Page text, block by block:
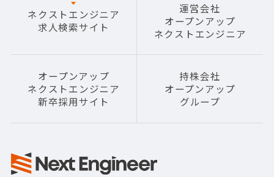
ネクストエンジニア
求人検索サイト
運営会社
オープンアップ
ネクストエンジニア
オープンアップ
ネクストエンジニア
新卒採用サイト
持株会社
オープンアップ
グループ